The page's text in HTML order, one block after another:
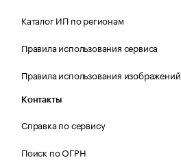
Каталог ИП по регионам
Правила использования сервиса
Правила использования изображений
Контакты
Справка по сервису
Поиск по ОГРН